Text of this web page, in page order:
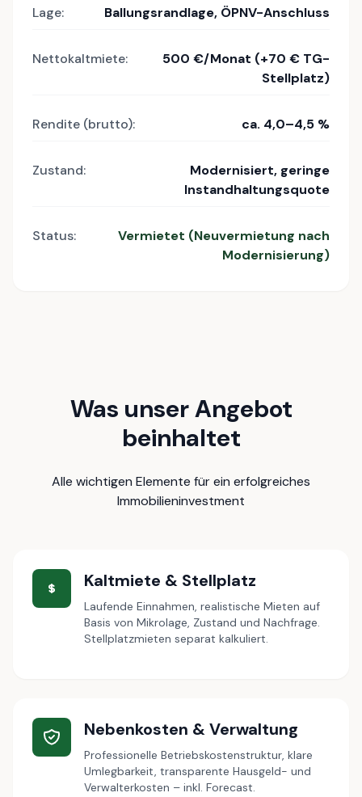
Lage: Ballungsrandlage, ÖPNV-Anschluss
Nettokaltmiete:
500 €/Monat (+70 € TG-
Stellplatz)
Rendite (brutto): ca. 4,0–4,5 %
Zustand:
Modernisiert, geringe
Instandhaltungsquote
Status:
Vermietet (Neuvermietung nach
Modernisierung)
Was unser Angebot
beinhaltet
Alle wichtigen Elemente für ein erfolgreiches
Immobilieninvestment
Kaltmiete & Stellplatz
Laufende Einnahmen, realistische Mieten auf
Basis von Mikrolage, Zustand und Nachfrage.
Stellplatzmieten separat kalkuliert.
Nebenkosten & Verwaltung
Professionelle Betriebskostenstruktur, klare
Umlegbarkeit, transparente Hausgeld- und
Verwalterkosten – inkl. Forecast.